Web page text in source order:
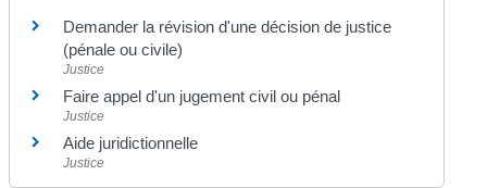
Demander la révision d'une décision de justice
(pénale ou civile)
Justice
Faire appel d'un jugement civil ou pénal
Justice
Aide juridictionnelle
Justice